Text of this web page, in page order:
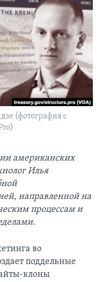
(фотография с
американских
Илья
направленной на
процессам и
во
поддельные
клоны